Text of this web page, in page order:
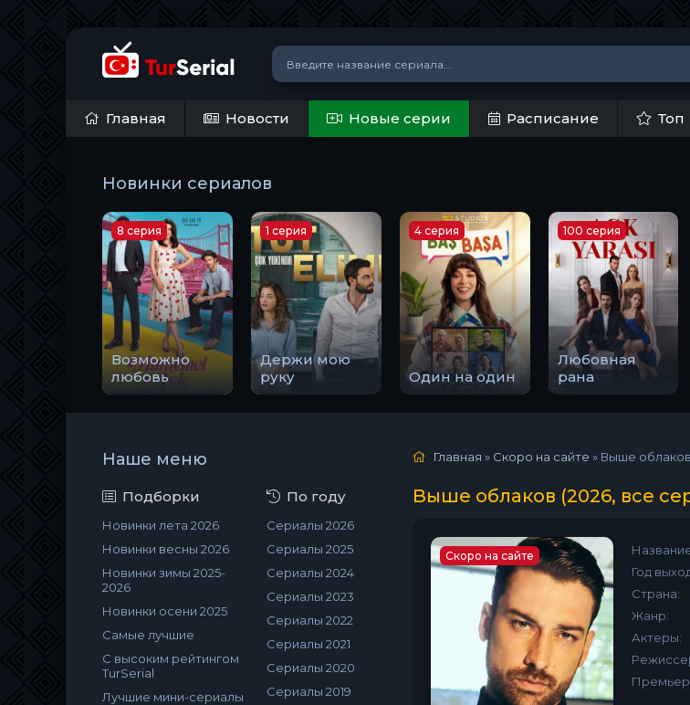
Главная Новости Новые серии Расписание Топ
Новинки сериалов
Возможно
любовь
8 серия
Держи мою
руку
1 серия
Один на один
4 серия
Любовная
рана
100 серия
Наше меню
Подборки
Новинки лета 2026
Новинки весны 2026
Новинки зимы 2025-
2026
Новинки осени 2025
Самые лучшие
С высоким рейтингом
TurSerial
Лучшие мини-сериалы
По году
Сериалы 2026
Сериалы 2025
Сериалы 2024
Сериалы 2023
Сериалы 2022
Сериалы 2021
Сериалы 2020
Сериалы 2019
Главная » Скоро на сайте » Выше
Выше облаков (2026, все
Скоро на сайте
Год
Страна:
Жанр:
Актеры: